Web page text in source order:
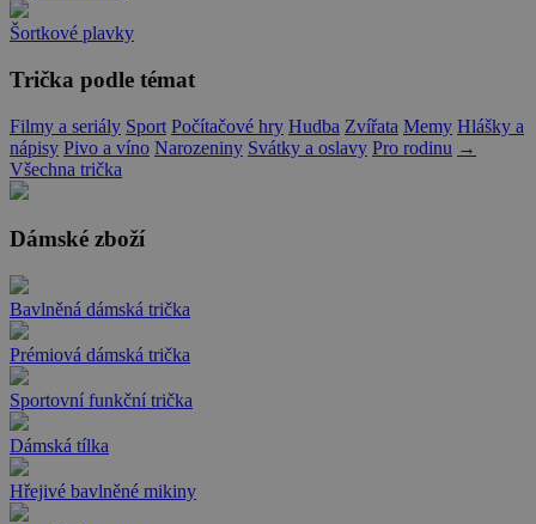
Šortkové plavky
Trička podle témat
Filmy a seriály Sport Počítačové hry Hudba Zvířata Memy Hlášky a
nápisy Pivo a víno Narozeniny Svátky a oslavy Pro rodinu →
Všechna trička
Dámské zboží
Bavlněná dámská trička
Prémiová dámská trička
Sportovní funkční trička
Dámská tílka
Hřejivé bavlněné mikiny